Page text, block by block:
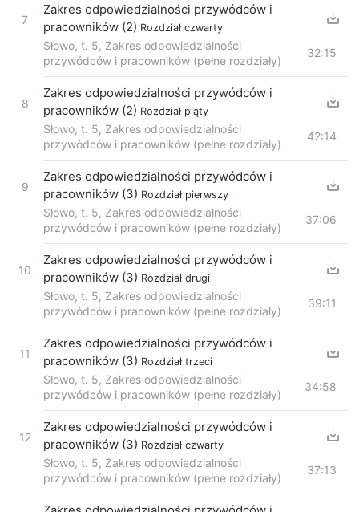
7
Zakres odpowiedzialności przywódców i
pracowników (2) Rozdział czwarty
Słowo, t. 5, Zakres odpowiedzialności
przywódców i pracowników (pełne rozdziały)
32:15
8
Zakres odpowiedzialności przywódców i
pracowników (2) Rozdział piąty
Słowo, t. 5, Zakres odpowiedzialności
przywódców i pracowników (pełne rozdziały)
42:14
9
Zakres odpowiedzialności przywódców i
pracowników (3) Rozdział pierwszy
Słowo, t. 5, Zakres odpowiedzialności
przywódców i pracowników (pełne rozdziały)
37:06
10
Zakres odpowiedzialności przywódców i
pracowników (3) Rozdział drugi
Słowo, t. 5, Zakres odpowiedzialności
przywódców i pracowników (pełne rozdziały)
39:11
11
Zakres odpowiedzialności przywódców i
pracowników (3) Rozdział trzeci
Słowo, t. 5, Zakres odpowiedzialności
przywódców i pracowników (pełne rozdziały)
34:58
12
Zakres odpowiedzialności przywódców i
pracowników (3) Rozdział czwarty
Słowo, t. 5, Zakres odpowiedzialności
przywódców i pracowników (pełne rozdziały)
37:13